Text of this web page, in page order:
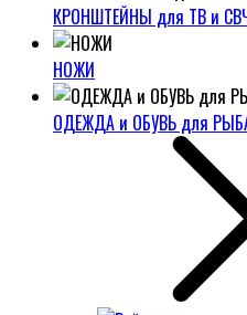
КРОНШТЕЙНЫ для ТВ и
НОЖИ
ОДЕЖДА и ОБУВЬ для